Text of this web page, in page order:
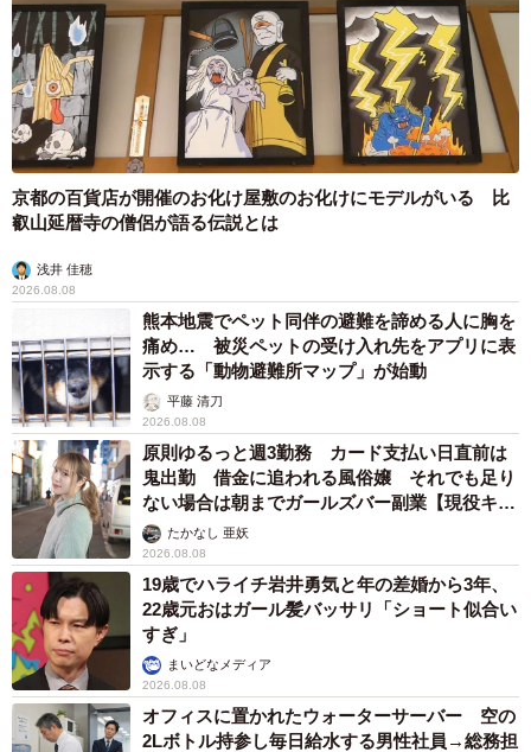
京都の百貨店が開催のお化け屋敷のお化けにモデルがいる 比
叡山延暦寺の僧侶が語る伝説とは
浅井 佳穂
2026.08.08
熊本地震でペット同伴の避難を諦める人に胸を
痛め… 被災ペットの受け入れ先をアプリに表
示する「動物避難所マップ」が始動
平藤 清刀
2026.08.08
原則ゆるっと週3勤務 カード支払い日直前は
鬼出勤 借金に追われる風俗嬢 それでも足り
ない場合は朝までガールズバー副業【現役キャ
ストに取材】
たかなし 亜妖
2026.08.08
19歳でハライチ岩井勇気と年の差婚から3年、
22歳元おはガール髪バッサリ「ショート似合い
すぎ」
まいどなメディア
2026.08.08
オフィスに置かれたウォーターサーバー 空の
2Lボトル持参し毎日給水する男性社員→総務担